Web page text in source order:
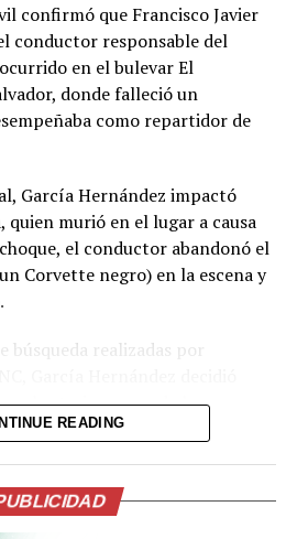
confirmó que Francisco Javier
conductor responsable del
en el bulevar El
donde falleció un
como repartidor de
García Hernández impactó
murió en el lugar a causa
el conductor abandonó el
Corvette negro) en la escena y
búsqueda realizadas por
voluntaria en una de las
La institución informó que será
en redes sociales,
del Corvette abandonado
READING